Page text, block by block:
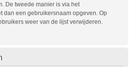
De tweede manier is via het
dan een gebruikersnaam opgeven. Op
weer van de lijst verwijderen.